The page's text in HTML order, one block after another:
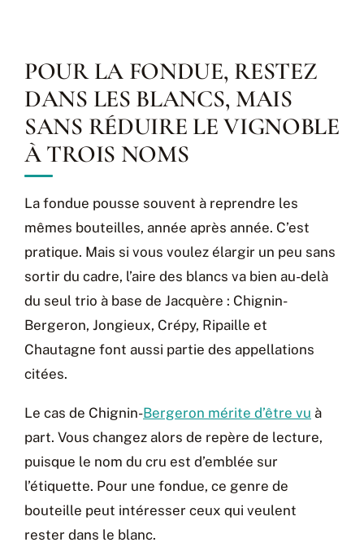
POUR LA FONDUE, RESTEZ
DANS LES BLANCS, MAIS
SANS RÉDUIRE LE VIGNOBLE
À TROIS NOMS
La fondue pousse souvent à reprendre les
mêmes bouteilles, année après année. C’est
pratique. Mais si vous voulez élargir un peu sans
sortir du cadre, l’aire des blancs va bien au-delà
du seul trio à base de Jacquère : Chignin-
Bergeron, Jongieux, Crépy, Ripaille et
Chautagne font aussi partie des appellations
citées.
Le cas de Chignin-Bergeron mérite d’être vu à
part. Vous changez alors de repère de lecture,
puisque le nom du cru est d’emblée sur
l’étiquette. Pour une fondue, ce genre de
bouteille peut intéresser ceux qui veulent
rester dans le blanc.